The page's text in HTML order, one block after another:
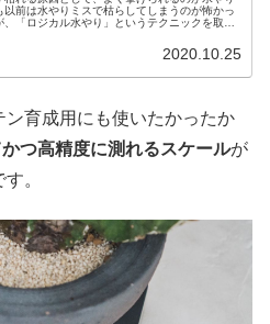
以前は水やりミスで枯らしてしまうのが怖かっ
、「ロジカル水やり」というテクニックを取り
ニックをご紹介します。
2020.10.25
育成用にも使いたかったか
つ高精度に測れるスケールが
。